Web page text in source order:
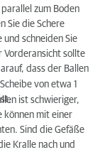
zum Boden
Sie die Schere
und schneiden Sie
Vorderansicht sollte
dass der Ballen
von etwa 1
ist schwieriger,
können mit einer
Sind die Gefäße
Kralle nach und